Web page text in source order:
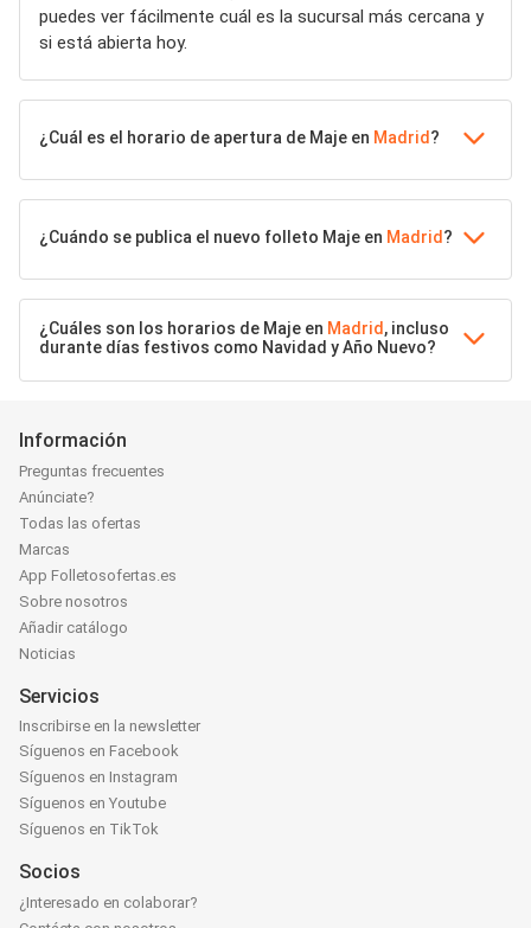
puedes ver fácilmente cuál es la sucursal más cercana y
si está abierta hoy.
¿Cuál es el horario de apertura de Maje en Madrid ?
¿Cuándo se publica el nuevo folleto Maje en Madrid ?
¿Cuáles son los horarios de Maje en Madrid , incluso
durante días festivos como Navidad y Año Nuevo?
Información
Preguntas frecuentes
Anúnciate?
Todas las ofertas
Marcas
App Folletosofertas.es
Sobre nosotros
Añadir catálogo
Noticias
Servicios
Inscribirse en la newsletter
Síguenos en Facebook
Síguenos en Instagram
Síguenos en Youtube
Síguenos en TikTok
Socios
¿Interesado en colaborar?